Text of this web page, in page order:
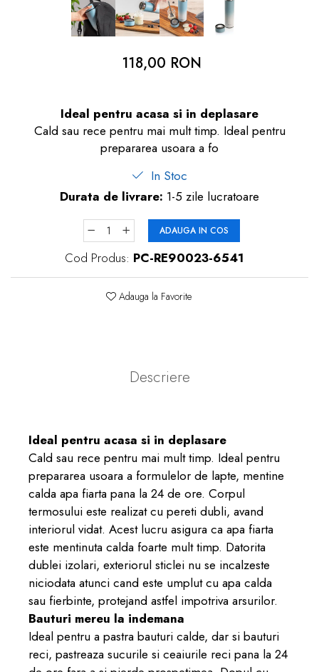
dopuri de urechi
Produse îngrijire copii
118,00 RON
Ideal pentru acasa si in deplasare
Cald sau rece pentru mai mult timp. Ideal pentru
prepararea usoara a fo
In Stoc
Durata de livrare: 1-5 zile lucratoare
ADAUGA IN COS
Cod Produs: PC-RE90023-6541
Adauga la Favorite
Descriere
Ideal pentru acasa si in deplasare
Cald sau rece pentru mai mult timp. Ideal pentru
prepararea usoara a formulelor de lapte, mentine
calda apa fiarta pana la 24 de ore. Corpul
termosului este realizat cu pereti dubli, avand
interiorul vidat. Acest lucru asigura ca apa fiarta
este mentinuta calda foarte mult timp. Datorita
dublei izolari, exteriorul sticlei nu se incalzeste
niciodata atunci cand este umplut cu apa calda
sau fierbinte, protejand astfel impotriva arsurilor.
Bauturi mereu la indemana
Ideal pentru a pastra bauturi calde, dar si bauturi
reci, pastreaza sucurile si ceaiurile reci pana la 24